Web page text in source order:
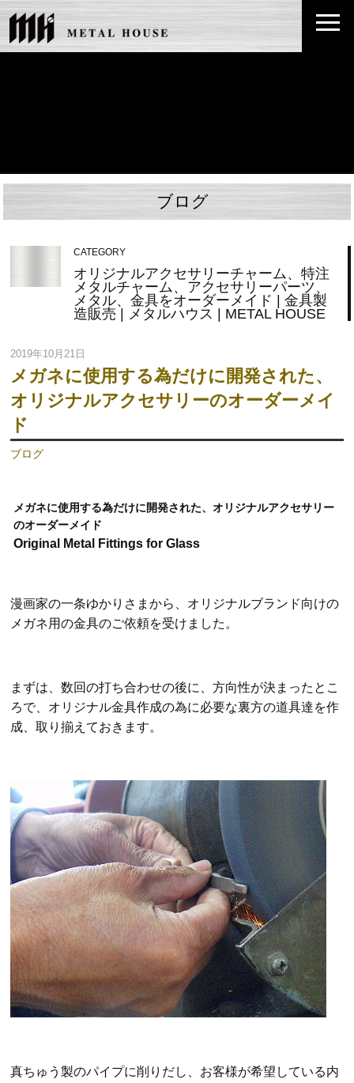
ブログ
CATEGORY
オリジナルアクセサリーチャーム、特注
メタルチャーム、アクセサリーパーツ、
メタル、金具をオーダーメイド | 金具製
造販売 | メタルハウス | METAL HOUSE
2019年10月21日
メガネに使用する為だけに開発された、
オリジナルアクセサリーのオーダーメイ
ド
ブログ
メガネに使用する為だけに開発された、オリジナルアクセサリー
のオーダーメイド
Original Metal Fittings for Glass
漫画家の一条ゆかりさまから、オリジナルブランド向けの
メガネ用の金具のご依頼を受けました。
まずは、数回の打ち合わせの後に、方向性が決まったとこ
ろで、オリジナル金具作成の為に必要な裏方の道具達を作
成、取り揃えておきます。
真ちゅう製のパイプに削りだし、お客様が希望している内